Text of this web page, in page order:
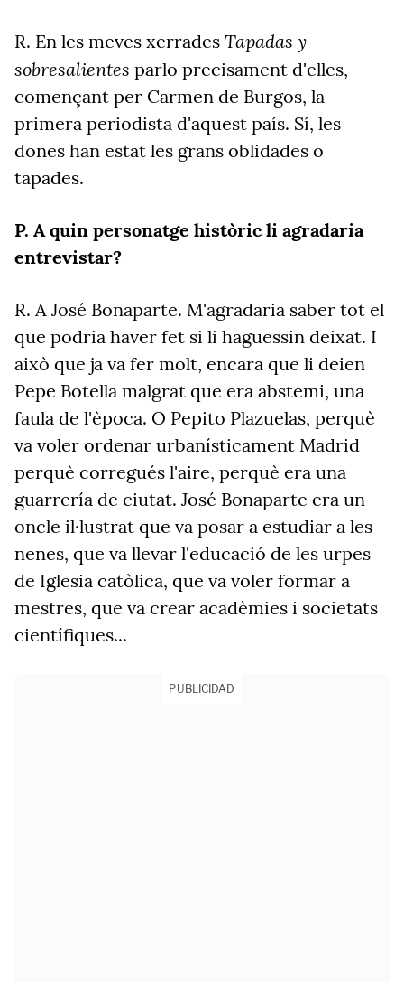
R. En les meves xerrades Tapadas y
sobresalientes parlo precisament d'elles,
començant per Carmen de Burgos, la
primera periodista d'aquest país. Sí, les
dones han estat les grans oblidades o
tapades.
P. A quin personatge històric li agradaria
entrevistar?
R. A José Bonaparte. M'agradaria saber tot el
que podria haver fet si li haguessin deixat. I
això que ja va fer molt, encara que li deien
Pepe Botella malgrat que era abstemi, una
faula de l'època. O Pepito Plazuelas, perquè
va voler ordenar urbanísticament Madrid
perquè corregués l'aire, perquè era una
guarrería de ciutat. José Bonaparte era un
oncle il·lustrat que va posar a estudiar a les
nenes, que va llevar l'educació de les urpes
de Iglesia catòlica, que va voler formar a
mestres, que va crear acadèmies i societats
científiques...
PUBLICIDAD